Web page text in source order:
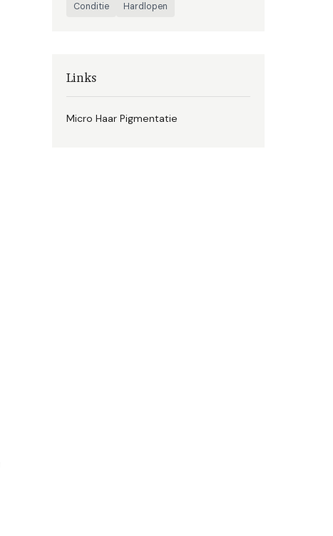
Conditie Hardlopen
Links
Micro Haar Pigmentatie